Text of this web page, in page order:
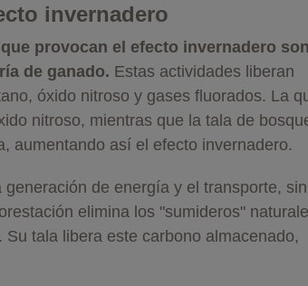
invernadero
provocan el efecto invernadero
de ganado. Estas actividades liberan
óxido nitroso y gases fluorados. La
nitroso, mientras que la tala de
aumentando así el efecto invernadero.
de energía y el transporte,
elimina los "sumideros"
tala libera este carbono almacenado,